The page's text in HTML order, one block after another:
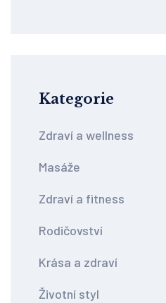
Kategorie
Zdraví a wellness
Masáže
Zdraví a fitness
Rodičovství
Krása a zdraví
Životní styl